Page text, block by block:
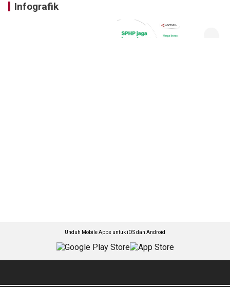
Infografik
Unduh Mobile Apps untuk iOS dan Android